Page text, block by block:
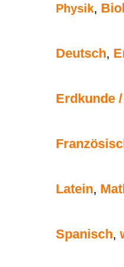
Physik,
Deutsch,
Erdkunde
Latein,
Spanisch,